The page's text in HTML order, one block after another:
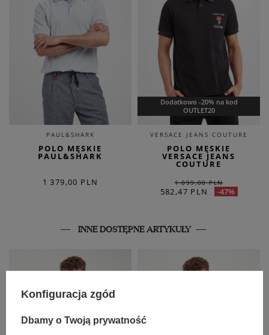
PAUL&SHARK
POLO MĘSKIE
PAUL&SHARK
1 379,00 PLN
Dodatkowo -20% na kod
OUTLET20
VERSACE JEANS COUTURE
POLO MĘSKIE
VERSACE JEANS
COUTURE
1 099,00 PLN
582,47 PLN -47%
INNE DOSTĘPNE ARTYKUŁY
Konfiguracja zgód
Dbamy o Twoją prywatność